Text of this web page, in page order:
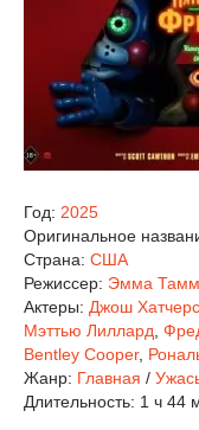
Год: 2025
Оригинальное
Страна: США
Режиссер: Эмма
Актеры: Джош
Мэттью Лиллард
Bentley Cooper,
Жанр: Главная /
Длительность: 1 ч 44